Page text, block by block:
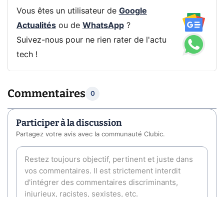
Vous êtes un utilisateur de Google
Actualitésou de WhatsApp?
Suivez-nous pour ne rien rater de l'actu
tech !
Commentaires 0
Participer à la discussion
Partagez votre avis avec la communauté Clubic.